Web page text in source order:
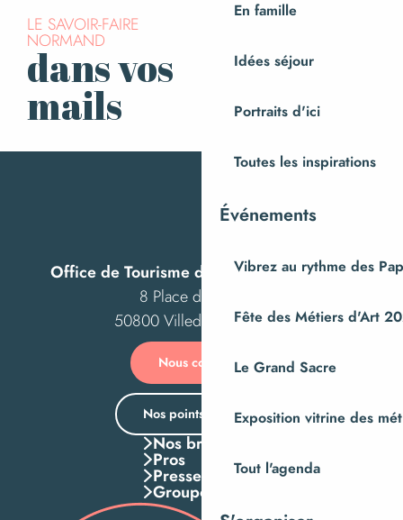
En famille
Idées séjour
Portraits d'ici
Toutes les inspirations
Événements
Vibrez au rythme des
Fête des Métiers d'Art
Le Grand Sacre
Exposition vitrine des
Tout l'agenda
Restaurant de l'étape en forêt à St-Sever-Calvados
Le Fruitier
Canon
La Cuisine de Mémé
Restaurant de la Gare
La Ferme de Malte
LE SAVOIR-FAIRE
NORMAND
dans vos
mails
S’inscrire à la
Office de Tourisme de Villedieu Intercom
8 Place des Costils
50800 Villedieu-les-Poêles
Nous contacter
Nos points d’accueil
Nos brochures
Pros
Presse
Groupes